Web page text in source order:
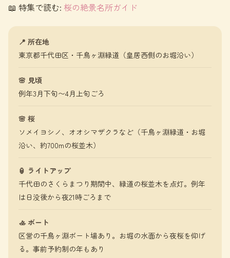
📖 特集で読む: 桜の絶景名所ガイド
📍 所在地
東京都千代田区・千鳥ヶ淵緑道（皇居西側のお堀沿い）
🌸 見頃
例年3月下旬〜4月上旬ごろ
🌸 桜
ソメイヨシノ、オオシマザクラなど（千鳥ヶ淵緑道・お堀
沿い、約700mの桜並木）
🏮 ライトアップ
千代田のさくらまつり期間中、緑道の桜並木を点灯。例年
は日没後から夜21時ごろまで
🚣 ボート
区営の千鳥ヶ淵ボート場あり。お堀の水面から夜桜を仰げ
る。事前予約制の年もあり